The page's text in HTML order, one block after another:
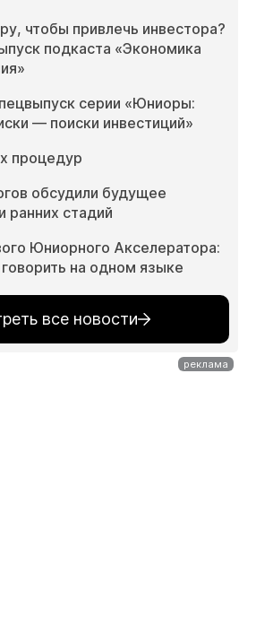
чтобы привлечь инвестора?
подкаста «Экономика
серии «Юниоры:
— поиски инвестиций»
процедур
обсудили будущее
ранних стадий
Юниорного Акселератора:
на одном языке
все новости